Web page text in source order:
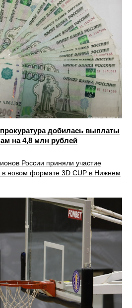
добилась выплаты
на 4,8 млн рублей
России приняли участие
в новом формате 3D CUP в Нижнем